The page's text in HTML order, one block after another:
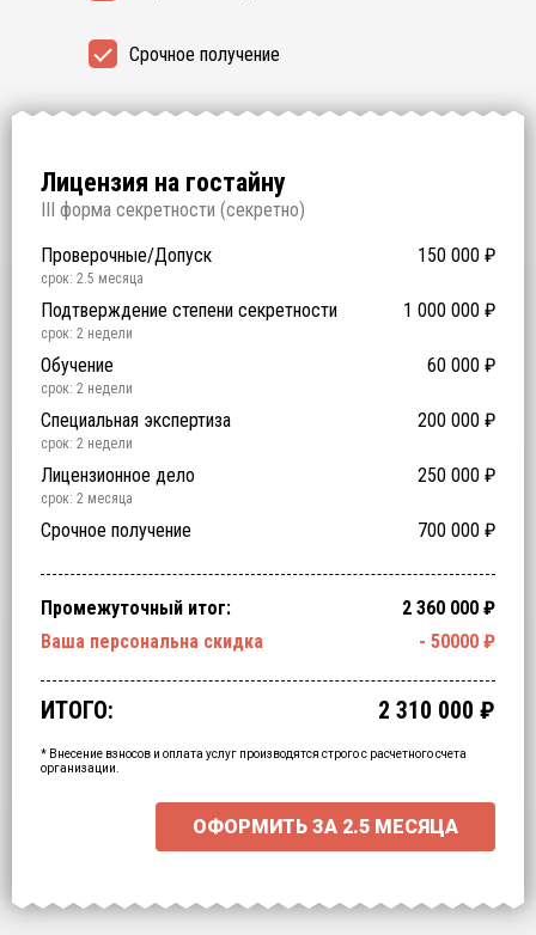
Срочное получение
Лицензия на гостайну
III форма секретности (секретно)
Проверочные/Допуск
150 000 ₽
срок: 2.5 месяца
Подтверждение степени секретности 1 000 000 ₽
срок: 2 недели
Обучение 60 000 ₽
срок: 2 недели
Специальная экспертиза 200 000 ₽
срок: 2 недели
Лицензионное дело 250 000 ₽
срок: 2 месяца
Срочное получение 700 000 ₽
Промежуточный итог: 2 360 000 ₽
Ваша персональна скидка
- 50000 ₽
ИТОГО: 2 310 000 ₽
* Внесение взносов и оплата услуг производятся строго с расчетного счета
организации.
ОФОРМИТЬ ЗА 2.5 МЕСЯЦА